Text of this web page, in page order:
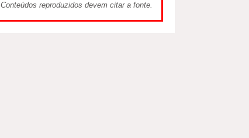
Conteúdos reproduzidos devem citar a fonte.